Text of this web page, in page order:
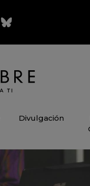
Divulgación